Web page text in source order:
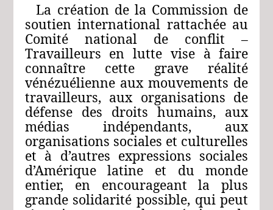
La création de la Commission de
soutien international rattachée au
Comité national de conflit –
Travailleurs en lutte vise à faire
connaître cette grave réalité
vénézuélienne aux mouvements de
travailleurs, aux organisations de
défense des droits humains, aux
médias indépendants, aux
organisations sociales et culturelles
et à d’autres expressions sociales
d’Amérique latine et du monde
entier, en encourageant la plus
grande solidarité possible, qui peut